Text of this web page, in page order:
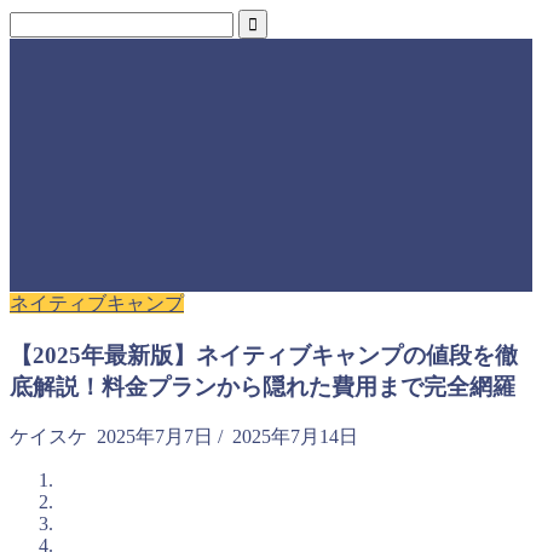
ネイティブキャンプ
【2025年最新版】ネイティブキャンプの値段を徹
底解説！料金プランから隠れた費用まで完全網羅
ケイスケ 2025年7月7日 / 2025年7月14日